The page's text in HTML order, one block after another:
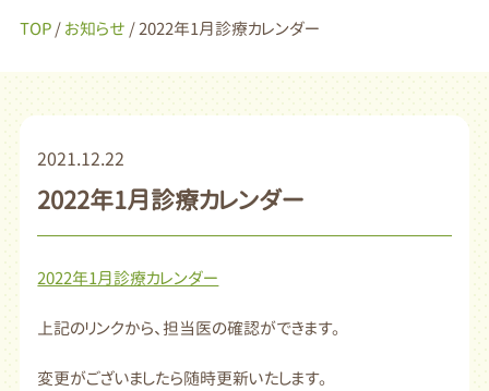
TOP/お知らせ / 2022年1月診療カレンダー
2021.12.22
2022年1月診療カレンダー
2022年1月診療カレンダー
上記のリンクから、担当医の確認ができます。
変更がございましたら随時更新いたします。